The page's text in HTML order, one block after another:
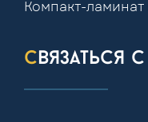
Компакт-
связаться